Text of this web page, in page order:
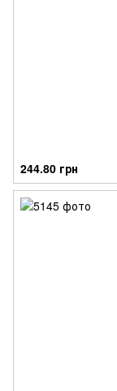
244.80 грн